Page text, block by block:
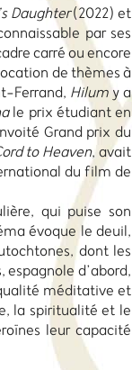
Daughter(2022) et
par ses
carré ou encore
de thèmes à
Ferrand, Hilumy a
le prix étudiant en
Grand prix du
to Heaven, avait
du film de
qui puise son
évoque le deuil,
dont les
d’abord,
méditative et
la spiritualité et le
leur capacité